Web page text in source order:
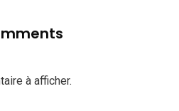
à afficher.